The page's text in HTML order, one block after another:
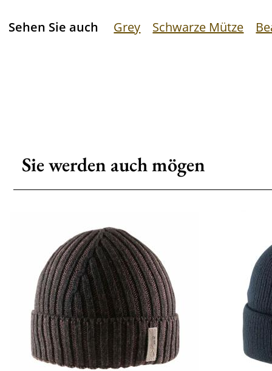
Sehen Sie auch Grey Schwarze Mütze
Sie werden auch mögen